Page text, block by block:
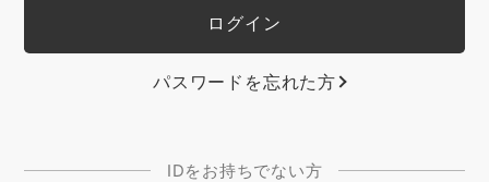
パスワードを忘れた方
IDをお持ちでない方